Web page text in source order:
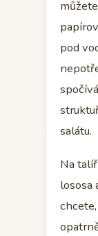
pod
salátu.
Na
lososa